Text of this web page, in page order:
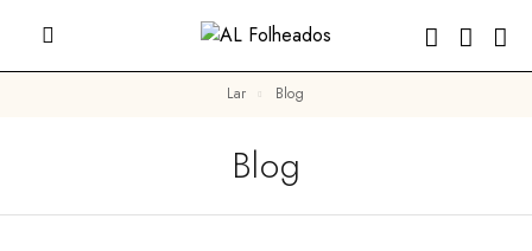
Lar Blog
Blog